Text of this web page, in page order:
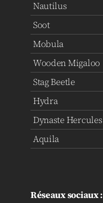
Nautilus
Soot
Mobula
Wooden Migaloo
Stag Beetle
Hydra
Dynaste Hercules
Aquila
Réseaux sociaux :